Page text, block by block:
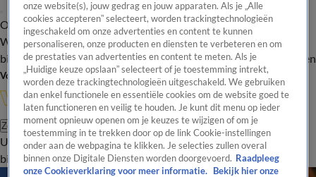
Overzicht Onze programma's Uitzendingen Onze gezichten
In de
WandelgangenInterviewsUitzending
bijwonenPodcastShopVeelgestelde vragenKijkersvraag insturen
Volg Vandaag Inside
Zoeken
UitzendingenVandaag InsideDe OranjezomerShopUitzending
bijwonen
onze website(s), jouw gedrag en jouw apparaten. Als je „Alle
cookies accepteren” selecteert, worden trackingtechnologieën
ingeschakeld om onze advertenties en content te kunnen
personaliseren, onze producten en diensten te verbeteren en om
de prestaties van advertenties en content te meten. Als je
„Huidige keuze opslaan” selecteert of je toestemming intrekt,
worden deze trackingtechnologieën uitgeschakeld. We gebruiken
dan enkel functionele en essentiële cookies om de website goed te
laten functioneren en veilig te houden. Je kunt dit menu op ieder
moment opnieuw openen om je keuzes te wijzigen of om je
toestemming in te trekken door op de link Cookie-instellingen
onder aan de webpagina te klikken. Je selecties zullen overal
binnen onze Digitale Diensten worden doorgevoerd. Raadpleeg
onze Cookieverklaring voor meer informatie.
Bekijk hier onze